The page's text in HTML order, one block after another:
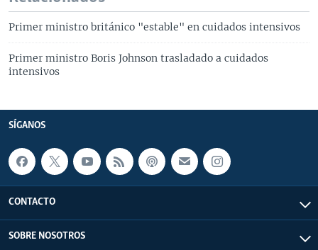
Primer ministro británico "estable" en cuidados intensivos
Primer ministro Boris Johnson trasladado a cuidados
intensivos
SÍGANOS
CONTACTO
SOBRE NOSOTROS